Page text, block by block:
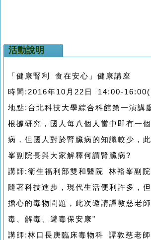
活動說明
「健康腎利 食在安心」健康講座
時間:2016年10月22日 14:00-
地點:台北科技大學綜合科館第一演講
根據研究，國人每八個人當中即有一
病，但國人對於腎臟病的知識較少，
峯副院長與大家解釋何謂腎臟病?
講師:衛生福利部雙和醫院 林裕峯副
隨著科技進步，現代生活便利許多，
擔心的毒物問題，此次邀請譚敦慈老
毒、解毒、避毒保安康"
講師:林口長庚臨床毒物科 譚敦慈老師